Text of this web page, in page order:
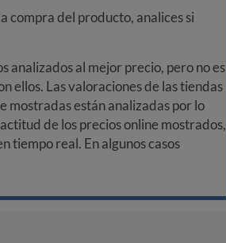
compra del producto, analices si
analizados al mejor precio, pero no es
ellos. Las valoraciones de las tiendas
mostradas están analizadas por lo
de los precios online mostrados,
tiempo real. En algunos casos